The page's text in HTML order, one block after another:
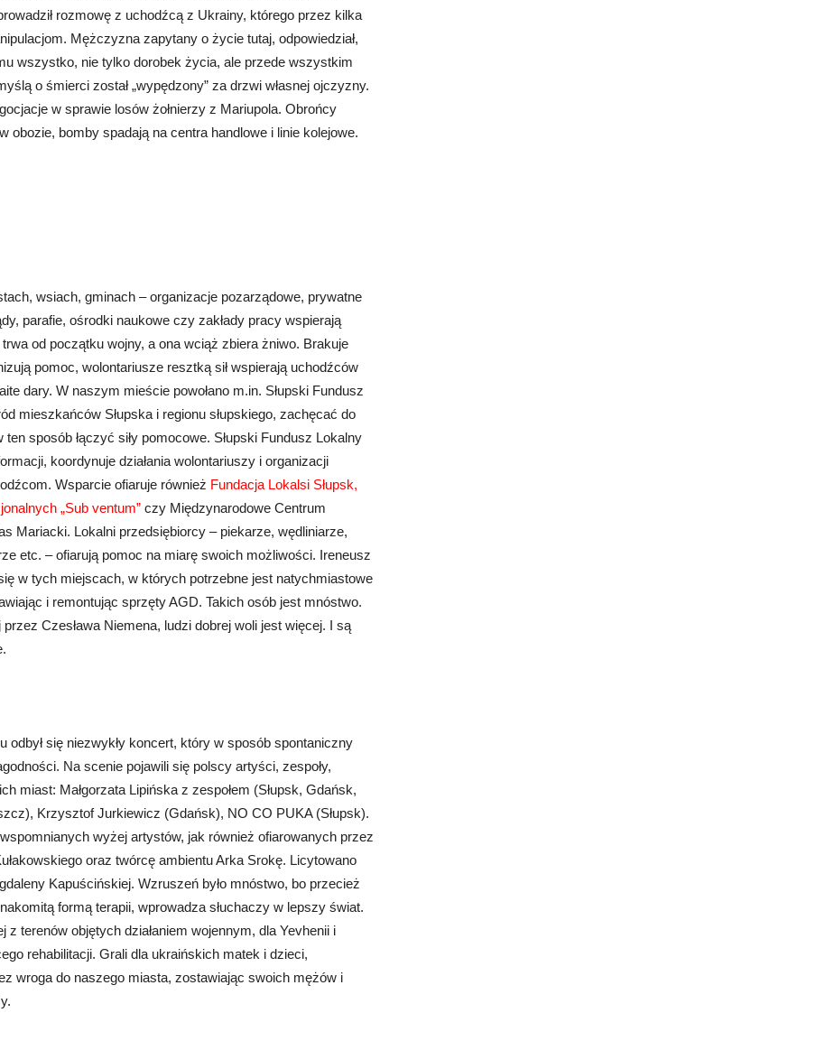
rozmowę z uchodźcą z Ukrainy, którego przez kilka
Mężczyzna zapytany o życie tutaj, odpowiedział,
wszystko, nie tylko dorobek życia, ale przede wszystkim
o śmierci został „wypędzony” za drzwi własnej ojczyzny.
w sprawie losów żołnierzy z Mariupola. Obrońcy
obozie, bomby spadają na centra handlowe i linie kolejowe.
wsiach, gminach – organizacje pozarządowe, prywatne
parafie, ośrodki naukowe czy zakłady pracy wspierają
od początku wojny, a ona wciąż zbiera żniwo. Brakuje
pomoc, wolontariusze resztką sił wspierają uchodźców
dary. W naszym mieście powołano m.in. Słupski Fundusz
mieszkańców Słupska i regionu słupskiego, zachęcać do
sposób łączyć siły pomocowe. Słupski Fundusz Lokalny
koordynuje działania wolontariuszy i organizacji
Wsparcie ofiaruje również Fundacja Lokalsi Słupsk,
„Sub ventum” czy Międzynarodowe Centrum
Mariacki. Lokalni przedsiębiorcy – piekarze, wędliniarze,
etc. – ofiarują pomoc na miarę swoich możliwości. Ireneusz
w tych miejscach, w których potrzebne jest natychmiastowe
i remontując sprzęty AGD. Takich osób jest mnóstwo.
Czesława Niemena, ludzi dobrej woli jest więcej. I są
odbył się niezwykły koncert, który w sposób spontaniczny
Na scenie pojawili się polscy artyści, zespoły,
miast: Małgorzata Lipińska z zespołem (Słupsk, Gdańsk,
Krzysztof Jurkiewicz (Gdańsk), NO CO PUKA (Słupsk).
wyżej artystów, jak również ofiarowanych przez
oraz twórcę ambientu Arka Srokę. Licytowano
Kapuścińskiej. Wzruszeń było mnóstwo, bo przecież
formą terapii, wprowadza słuchaczy w lepszy świat.
terenów objętych działaniem wojennym, dla Yevhenii i
rehabilitacji. Grali dla ukraińskich matek i dzieci,
wroga do naszego miasta, zostawiając swoich mężów i